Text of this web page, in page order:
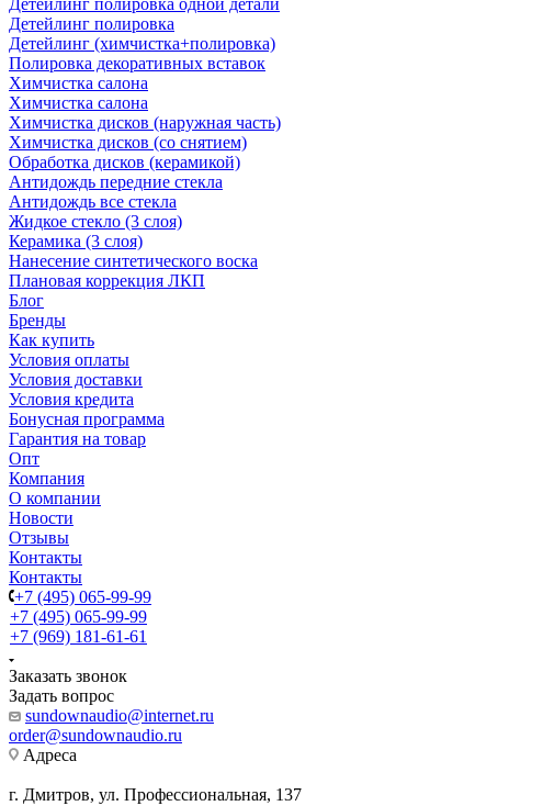
Детейлинг полировка одной детали
Детейлинг полировка
Детейлинг (химчистка+полировка)
Полировка декоративных вставок
Химчистка салона
Химчистка салона
Химчистка дисков (наружная часть)
Химчистка дисков (со снятием)
Обработка дисков (керамикой)
Антидождь передние стекла
Антидождь все стекла
Жидкое стекло (3 слоя)
Керамика (3 слоя)
Нанесение синтетического воска
Плановая коррекция ЛКП
Блог
Бренды
Как купить
Условия оплаты
Условия доставки
Условия кредита
Бонусная программа
Гарантия на товар
Опт
Компания
О компании
Новости
Отзывы
Контакты
Контакты
+7 (495) 065-99-99
+7 (495) 065-99-99
+7 (969) 181-61-61
Заказать звонок
Задать вопрос
sundownaudio@internet.ru
order@sundownaudio.ru
Адреса
г. Дмитров, ул. Профессиональная, 137